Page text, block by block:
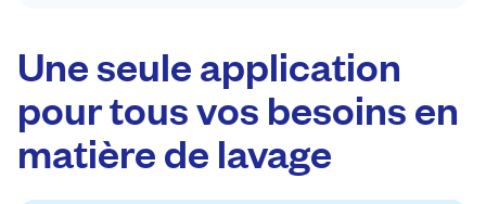
Une seule application
pour tous vos besoins en
matière de lavage